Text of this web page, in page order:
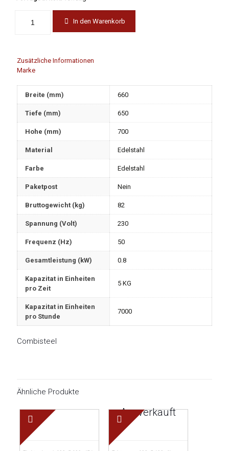
In den Warenkorb
Zusätzliche Informationen
Marke
Breite (mm) 660
Tiefe (mm) 650
Hohe (mm) 700
Material Edelstahl
Farbe Edelstahl
Paketpost Nein
Bruttogewicht (kg) 82
Spannung (Volt) 230
Frequenz (Hz) 50
Gesamtleistung (kW) 0.8
Kapazitat in Einheiten
pro Zeit
5 KG
Kapazitat in Einheiten
pro Stunde
7000
Combisteel
Ähnliche Produkte
Ausverkauft